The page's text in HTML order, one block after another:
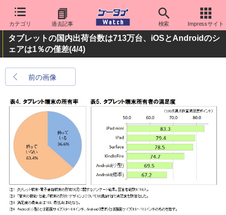
カテゴリ 過去記事 検索 Impressサイト
タブレットの国内出荷台数は713万台、iOSとAndroidのシ
ェアは1％の僅差(4/4)
前の画像